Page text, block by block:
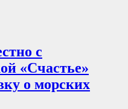
с
«Счастье»
о морских